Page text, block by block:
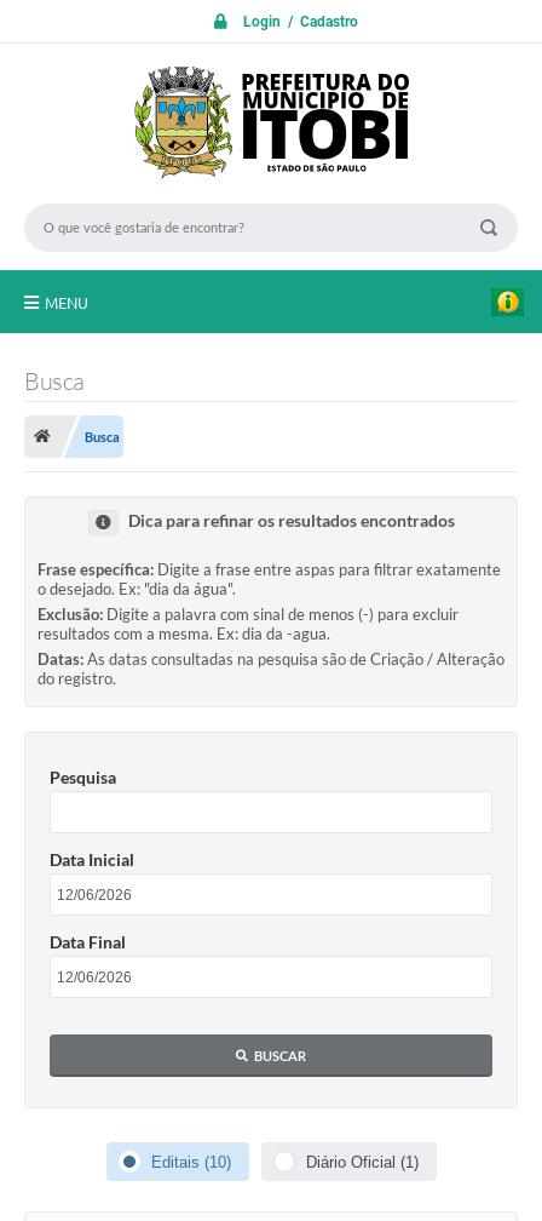
Login / Cadastro
MENU
Transparência
A Nossa Cidade
Contato
LEIS MUNICIPAIS
Diário Oficial
Ouvidoria
Serviços Online
COVID19
Contas Públicas
HISTÓRICO - ADM
Busca
Busca
Dica para refinar os resultados encontrados
Frase específica: Digite a frase entre aspas para filtrar exatamente
o desejado. Ex: "dia da água".
Exclusão: Digite a palavra com sinal de menos (-) para excluir
resultados com a mesma. Ex: dia da -agua.
Datas:As datas consultadas na pesquisa são de Criação / Alteração
do registro.
Pesquisa
Data Inicial
Data Final
BUSCAR
Editais (10) Diário Oficial (1)